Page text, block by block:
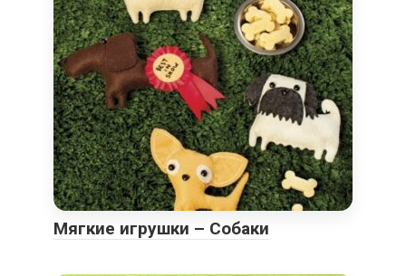
Мягкие игрушки – Собаки